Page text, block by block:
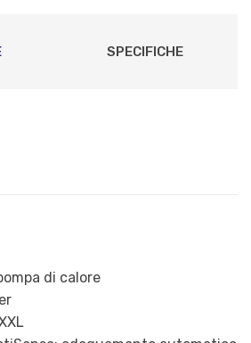
SPECIFICHE
di calore